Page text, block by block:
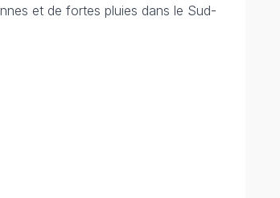
et de fortes pluies dans le Sud-